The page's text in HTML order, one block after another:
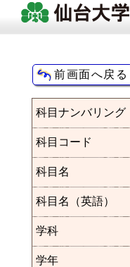
科目ナンバリング
科目コード
科目名
科目名（英語）
学科
学年